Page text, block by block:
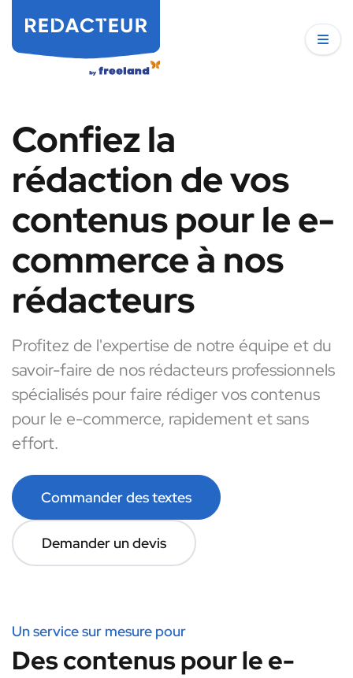
Confiez la
rédaction de vos
contenus pour le e-
commerce à nos
rédacteurs
Profitez de l'expertise de notre équipe et du
savoir-faire de nos rédacteurs professionnels
spécialisés pour faire rédiger vos contenus
pour le e-commerce, rapidement et sans
effort.
Commander des textes
Demander un devis
Un service sur mesure pour
Des contenus pour le e-